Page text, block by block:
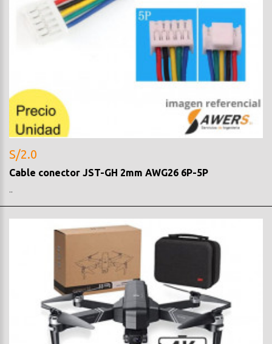
S/2.0
Cable conector JST-GH 2mm AWG26 6P-5P
..